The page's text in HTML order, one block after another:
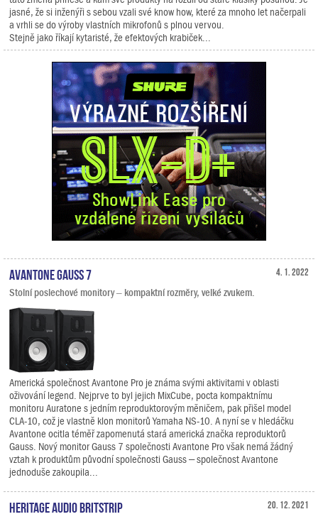
jasné, že si inženýři s sebou vzali své know how, které za mnoho let načerpali
a vrhli se do výroby vlastních mikrofonů s plnou vervou.
Stejně jako říkají kytaristé, že efektových krabiček...
4. 1. 2022
Avantone Gauss 7
Stolní poslechové monitory – kompaktní rozměry, velké zvukem.
Americká společnost Avantone Pro je známa svými aktivitami v oblasti
oživování legend. Nejprve to byl jejich MixCube, pocta kompaktnímu
monitoru Auratone s jedním reproduktorovým měničem, pak přišel model
CLA-10, což je vlastně klon monitorů Yamaha NS-10. A nyní se v hledáčku
Avantone ocitla téměř zapomenutá stará americká značka reproduktorů
Gauss. Nový monitor Gauss 7 společnosti Avantone Pro však nemá žádný
vztah k produktům původní společnosti Gauss – společnost Avantone
jednoduše zakoupila...
20. 12. 2021
Heritage Audio BritStrip